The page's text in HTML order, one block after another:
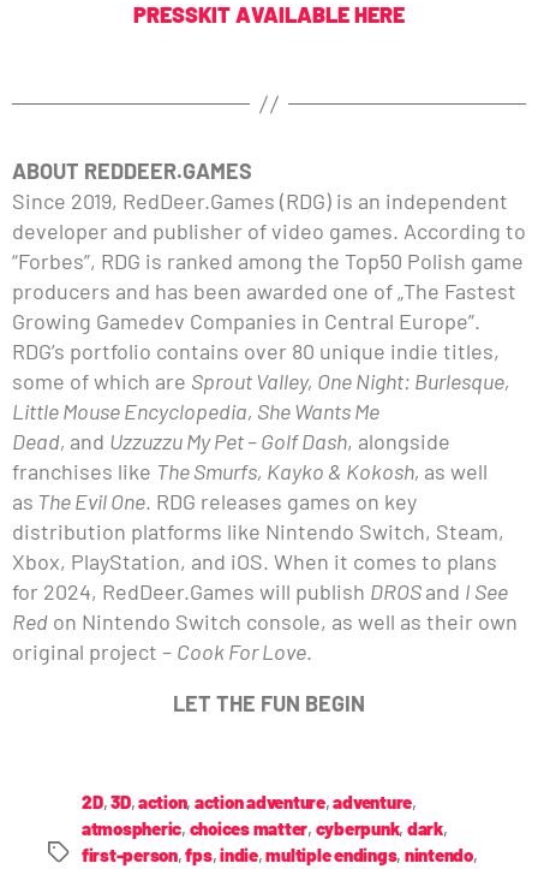
PRESSKIT AVAILABLE HERE
ABOUT REDDEER.GAMES
Since 2019, RedDeer.Games (RDG) is an independent
developer and publisher of video games. According to
“Forbes”, RDG is ranked among the Top50 Polish game
producers and has been awarded one of „The Fastest
Growing Gamedev Companies in Central Europe”.
RDG’s portfolio contains over 80 unique indie titles,
some of which are Sprout Valley, One Night: Burlesque,
Little Mouse Encyclopedia, She Wants Me
Dead, and Uzzuzzu My Pet – Golf Dash, alongside
franchises like The Smurfs, Kayko & Kokosh, as well
as The Evil One. RDG releases games on key
distribution platforms like Nintendo Switch, Steam,
Xbox, PlayStation, and iOS. When it comes to plans
for 2024, RedDeer.Games will publish DROSand I See
Red on Nintendo Switch console, as well as their own
original project – Cook For Love.
LET THE FUN BEGIN
2D,3D,action, action adventure,adventure,
atmospheric, choices matter, cyberpunk, dark,
first-person,fps,indie,multiple endings, nintendo,